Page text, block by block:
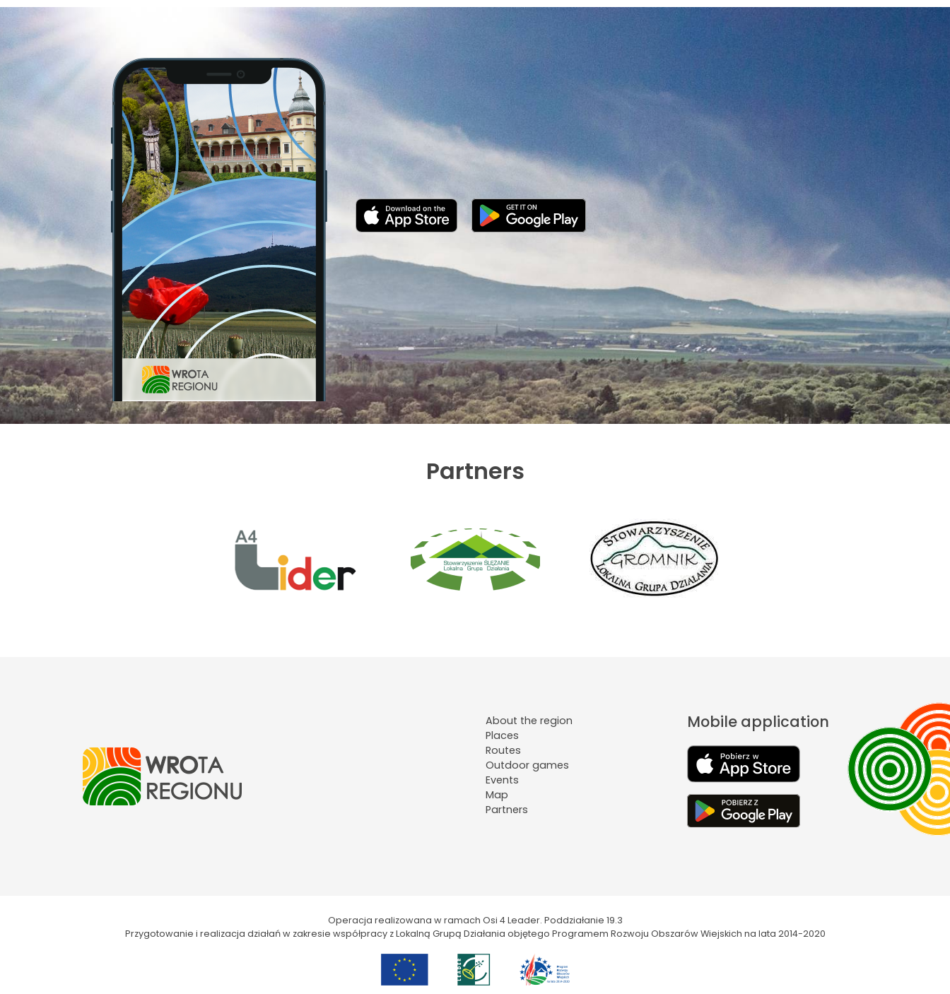
Partners
About the region
Places
Routes
Outdoor games
Events
Map
Partners
Mobile application
Operacja realizowana w ramach Osi 4 Leader. Poddziałanie 19.3
Przygotowanie i realizacja działań w zakresie współpracy z Lokalną Grupą Działania objętego Programem Rozwoju Obszarów Wiejskich na lata 2014-2020